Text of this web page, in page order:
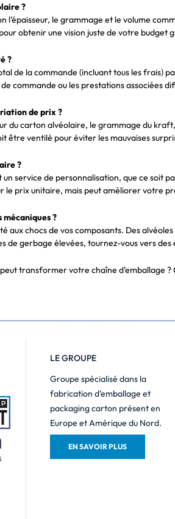
?
l’épaisseur, le grammage et le volume
obtenir une vision juste de votre budget
?
de la commande (incluant tous les
commande ou les prestations associées
de prix ?
du carton alvéolaire, le grammage du
être ventilé pour éviter les mauvaises
?
service de personnalisation, que ce soit
le prix unitaire, mais peut améliorer votre
mécaniques ?
aux chocs de vos composants. Des
de gerbage élevées, tournez-vous vers
transformer votre chaîne d’emballage
LE GROUPE
Groupe spécialisé dans la
fabrication d’emballage et
packaging carton présent en
Europe et Amérique du Nord.
EN SAVOIR PLUS